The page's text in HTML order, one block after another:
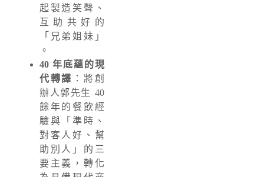
起製造笑聲、
互助共好的
「兄弟姐妹」
。
40 年底蘊的現
代轉譯 ：將創
辦人郭先生 40
餘年的餐飲經
驗與「準時、
對客人好、幫
助別人」的三
要主義，轉化